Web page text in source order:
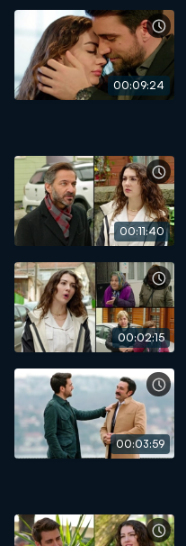
00:09:24
00:11:40
00:02:15
00:03:59